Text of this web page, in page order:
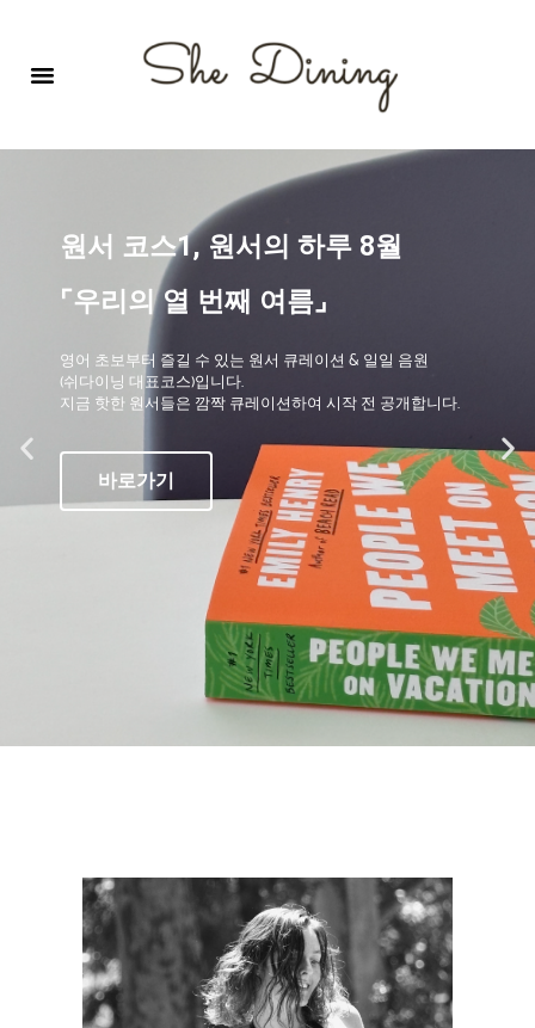
원서 코스1, 원서의 하루 8월
⌜우리의 열 번째 여름⌟
영어 초보부터 즐길 수 있는 원서 큐레이션 & 일일 음원
(쉬다이닝 대표코스)입니다.
지금 핫한 원서들은 깜짝 큐레이션하여 시작 전 공개합니다.
바로가기